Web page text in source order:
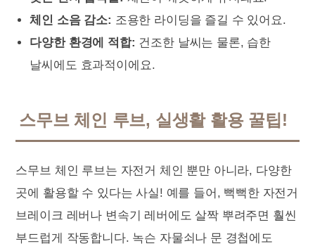
체인 소음 감소: 조용한 라이딩을 즐길 수 있어요.
다양한 환경에 적합: 건조한 날씨는 물론, 습한
날씨에도 효과적이에요.
스무브 체인 루브, 실생활 활용 꿀팁!
스무브 체인 루브는 자전거 체인 뿐만 아니라, 다양한
곳에 활용할 수 있다는 사실! 예를 들어, 뻑뻑한 자전거
브레이크 레버나 변속기 레버에도 살짝 뿌려주면 훨씬
부드럽게 작동합니다. 녹슨 자물쇠나 문 경첩에도